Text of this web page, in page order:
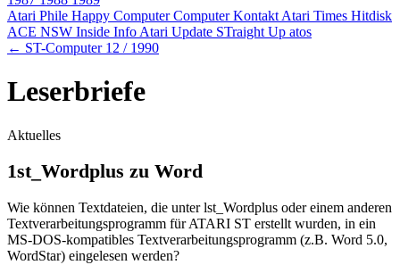
Atari Phile Happy ComputerComputer Kontakt Atari Times Hitdisk
ACE NSW Inside Info Atari Update STraight Up atos
← ST-Computer 12 / 1990
Leserbriefe
Aktuelles
1st_Wordplus zu Word
Wie können Textdateien, die unter lst_Wordplus oder einem anderen
Textverarbeitungsprogramm für ATARI ST erstellt wurden, in ein
MS-DOS-kompatibles Textverarbeitungsprogramm (z.B. Word 5.0,
WordStar) eingelesen werden?